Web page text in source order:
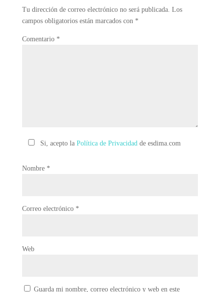
Tu dirección de correo electrónico no será publicada. Los
campos obligatorios están marcados con *
Comentario *
Si, acepto la Política de Privacidadde esdima.com
Nombre *
Correo electrónico *
Web
Guarda mi nombre, correo electrónico y web en este